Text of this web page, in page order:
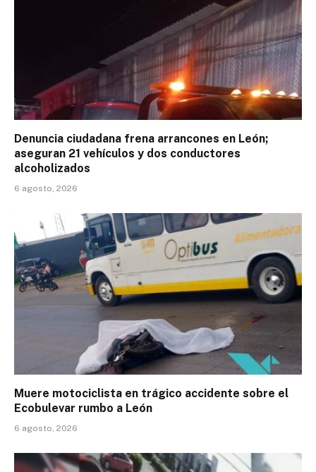
Denuncia ciudadana frena arrancones en León;
aseguran 21 vehículos y dos conductores
alcoholizados
6 agosto, 2026
Muere motociclista en trágico accidente sobre el
Ecobulevar rumbo a León
6 agosto, 2026